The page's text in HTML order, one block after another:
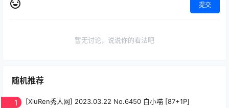
提交
暂无讨论，说说你的看法吧
随机推荐
1 [XiuRen秀人网] 2023.03.22 No.6450 白小喵 [87+1P]